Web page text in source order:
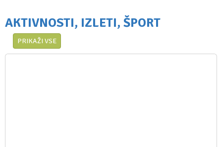
AKTIVNOSTI, IZLETI, ŠPORT
PRIKAŽI VSE